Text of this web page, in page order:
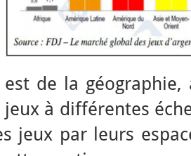
de la
jeux à différentes
jeux par leurs